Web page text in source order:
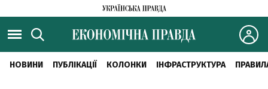
НОВИНИ ПУБЛІКАЦІЇ КОЛОНКИ ІНФРАСТРУКТУРА